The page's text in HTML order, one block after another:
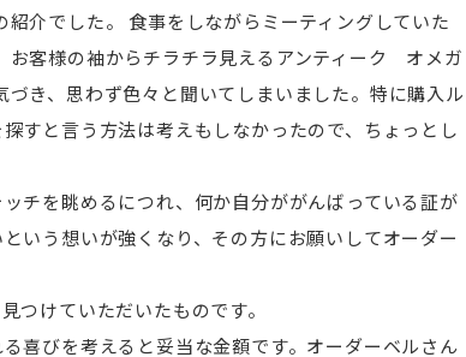
紹介でした。 食事をしながらミーティングしていた
お客様の袖からチラチラ見えるアンティーク オメガ
づき、思わず色々と聞いてしまいました。特に購入ル
すと言う方法は考えもしなかったので、ちょっとし
チを眺めるにつれ、何か自分ががんばっている証が
いう想いが強くなり、その方にお願いしてオーダー
けていただいたものです。
喜びを考えると妥当な金額です。オーダーベルさん